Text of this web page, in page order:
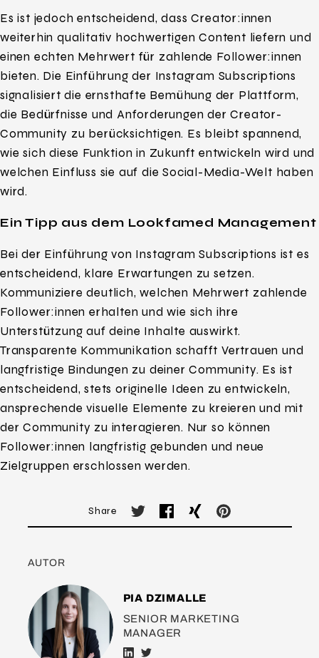
Es ist jedoch entscheidend, dass Creator:innen
weiterhin qualitativ hochwertigen Content liefern und
einen echten Mehrwert für zahlende Follower:innen
bieten. Die Einführung der Instagram Subscriptions
signalisiert die ernsthafte Bemühung der Plattform,
die Bedürfnisse und Anforderungen der Creator-
Community zu berücksichtigen. Es bleibt spannend,
wie sich diese Funktion in Zukunft entwickeln wird und
welchen Einfluss sie auf die Social-Media-Welt haben
wird.
Ein Tipp aus dem Lookfamed Management
Bei der Einführung von Instagram Subscriptions ist es
entscheidend, klare Erwartungen zu setzen.
Kommuniziere deutlich, welchen Mehrwert zahlende
Follower:innen erhalten und wie sich ihre
Unterstützung auf deine Inhalte auswirkt.
Transparente Kommunikation schafft Vertrauen und
langfristige Bindungen zu deiner Community. Es ist
entscheidend, stets originelle Ideen zu entwickeln,
ansprechende visuelle Elemente zu kreieren und mit
der Community zu interagieren. Nur so können
Follower:innen langfristig gebunden und neue
Zielgruppen erschlossen werden.
Share
AUTOR
PIA DZIMALLE
SENIOR MARKETING
MANAGER